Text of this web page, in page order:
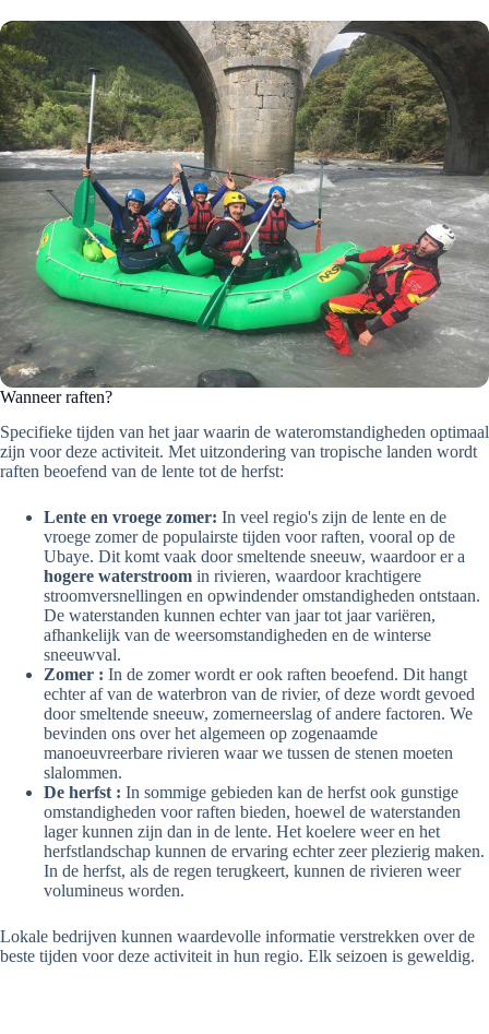
Wanneer raften?
Specifieke tijden van het jaar waarin de wateromstandigheden optimaal
zijn voor deze activiteit. Met uitzondering van tropische landen wordt
raften beoefend van de lente tot de herfst:
Lente en vroege zomer: In veel regio's zijn de lente en de
vroege zomer de populairste tijden voor raften, vooral op de
Ubaye. Dit komt vaak door smeltende sneeuw, waardoor er a
hogere waterstroom in rivieren, waardoor krachtigere
stroomversnellingen en opwindender omstandigheden ontstaan.
De waterstanden kunnen echter van jaar tot jaar variëren,
afhankelijk van de weersomstandigheden en de winterse
sneeuwval.
Zomer : In de zomer wordt er ook raften beoefend. Dit hangt
echter af van de waterbron van de rivier, of deze wordt gevoed
door smeltende sneeuw, zomerneerslag of andere factoren. We
bevinden ons over het algemeen op zogenaamde
manoeuvreerbare rivieren waar we tussen de stenen moeten
slalommen.
De herfst : In sommige gebieden kan de herfst ook gunstige
omstandigheden voor raften bieden, hoewel de waterstanden
lager kunnen zijn dan in de lente. Het koelere weer en het
herfstlandschap kunnen de ervaring echter zeer plezierig maken.
In de herfst, als de regen terugkeert, kunnen de rivieren weer
volumineus worden.
Lokale bedrijven kunnen waardevolle informatie verstrekken over de
beste tijden voor deze activiteit in hun regio. Elk seizoen is geweldig.